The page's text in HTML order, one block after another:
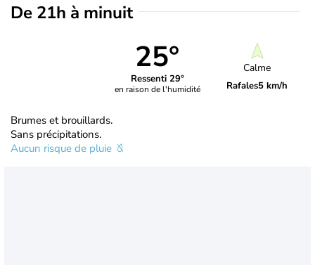
De 21h à minuit
25°
Ressenti 29°
en raison de l'humidité
Calme
Rafales5 km/h
Brumes et brouillards.
Sans précipitations.
Aucun risque de pluie